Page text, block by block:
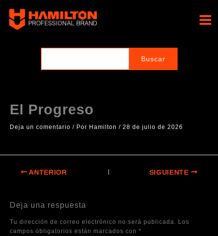
contenido
El Progreso
Deja un comentario / Por Hamilton / 28 de julio de 2026
ANTERIOR SIGUIENTE
Deja una respuesta
Tu dirección de correo electrónico no será publicada. Los
campos obligatorios están marcados con *